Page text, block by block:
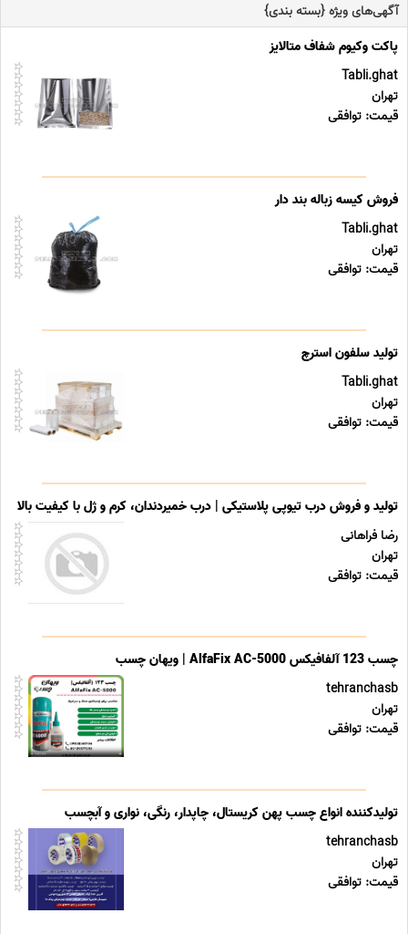
آگهی‌های ویژه {بسته بندی}
پاکت وکیوم شفاف متالایز
Tabli.ghat
تهران
قیمت: توافقی
فروش کیسه زباله بند دار
Tabli.ghat
تهران
قیمت: توافقی
تولید سلفون استرچ
Tabli.ghat
تهران
قیمت: توافقی
تولید و فروش درب تیوپی پلاستیکی | درب خمیردندان، کرم و ژل با کیفیت بالا
رضا فراهانی
تهران
قیمت: توافقی
چسب 123 آلفافیکس AlfaFix AC-5000 | ویهان چسب
tehranchasb
تهران
قیمت: توافقی
تولیدکننده انواع چسب پهن کریستال، چاپدار، رنگی، نواری و آبچسب
tehranchasb
تهران
قیمت: توافقی